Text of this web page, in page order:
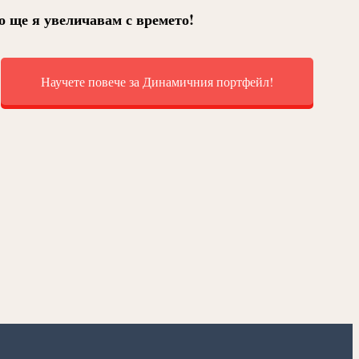
я увеличавам с времето!
Научете повече за Динамичния портфейл!